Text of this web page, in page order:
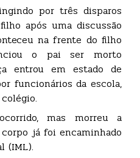
por três disparos
após uma discussão
na frente do filho
o pai ser morto
entrou em estado de
funcionários da escola,
mas morreu a
já foi encaminhado
(IML).